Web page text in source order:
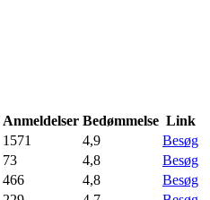
Anmeldelser Bedømmelse Link
1571 4,9
Besøg
73 4,8
Besøg
466 4,8
Besøg